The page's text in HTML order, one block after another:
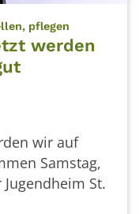
pflegen
werden
wir auf
Samstag,
St.